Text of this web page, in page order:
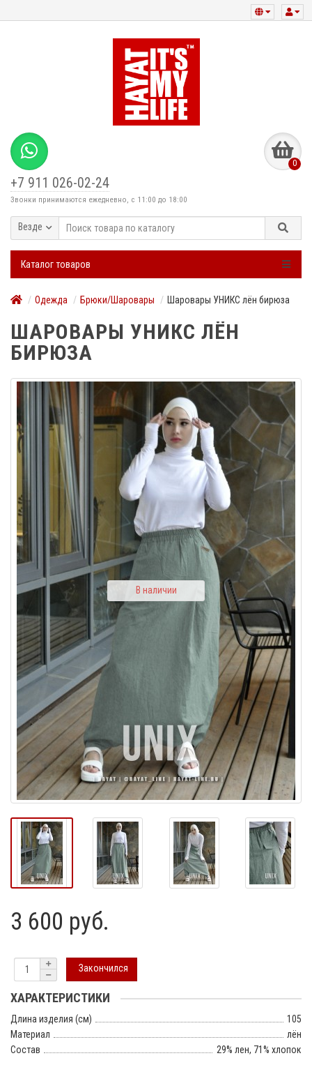
+7 911 026-02-24
Звонки принимаются ежедневно, с 11:00 до 18:00
0
Везде
Каталог товаров
Одежда Брюки/Шаровары Шаровары УНИКС лён бирюза
ШАРОВАРЫ УНИКС ЛЁН
БИРЮЗА
В наличии
3 600 руб.
Закончился
ХАРАКТЕРИСТИКИ
Длина изделия (см)
105
Материал
лён
Состав
29% лен, 71% хлопок